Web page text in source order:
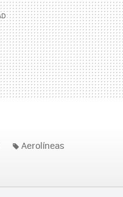
Aerolíneas